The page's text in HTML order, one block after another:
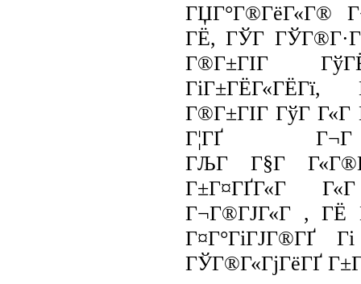
ГЏГ°Г®ГёГ«Г®
ГЁ, ГЎГ
Г®Г±ГІГ
Г®Г±ГІГ ГўГ
Г¦ГҐ Г¬Г
ГЉГ Г§Г
Г±Г¤ГҐГ«Г
Г¬Г®ГЈГ«Г , ГЁ
Г¤Г°ГіГЈГ®ГҐ
ГЎГ®Г«ГјГёГҐ